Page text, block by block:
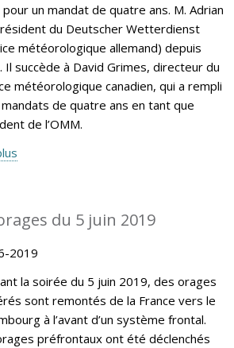
un mandat de quatre ans. M. Adrian
du Deutscher Wetterdienst
météorologique allemand) depuis
Il succède à David Grimes, directeur du
météorologique canadien, qui a rempli
de quatre ans en tant que
de l’OMM.
du 5 juin 2019
2019
la soirée du 5 juin 2019, des orages
sont remontés de la France vers le
à l’avant d’un système frontal.
préfrontaux ont été déclenchés